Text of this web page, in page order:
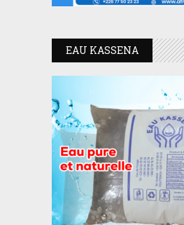
EAU KASSENA